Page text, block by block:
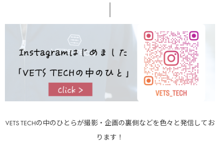
VETS TECHの中のひとらが撮影・企画の裏側などを色々と発信してお
ります！